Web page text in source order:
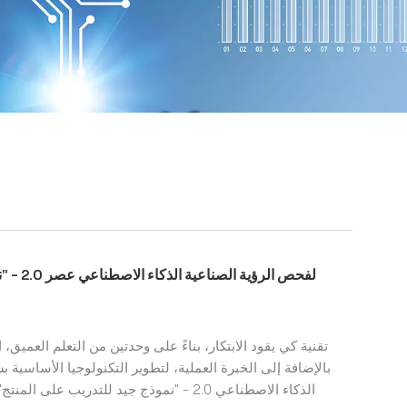
تقنية كي يقود الابتكار، بناءً على وحدتين من التعلم
بالإضافة إلى الخبرة العملية، لتطوير التكنولوجيا
الذكاء الاصطناعي 2.0 - "نموذج جيد